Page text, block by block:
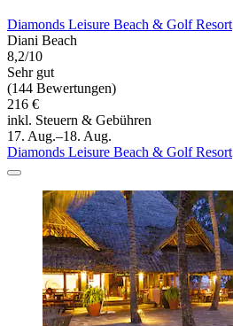
Diamonds Leisure Beach & Golf Resort
Diani Beach
8,2/10
Sehr gut
(144 Bewertungen)
216 €
inkl. Steuern & Gebühren
17. Aug.–18. Aug.
Diamonds Leisure Beach & Golf Resort